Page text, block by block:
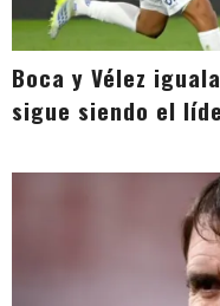
Boca y Vélez
sigue siendo el